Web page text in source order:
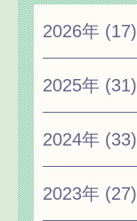
2026年 (17)
2025年 (31)
2024年 (33)
2023年 (27)